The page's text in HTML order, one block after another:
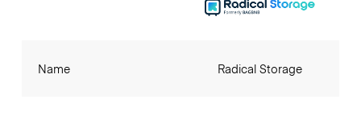
Name Radical Storage